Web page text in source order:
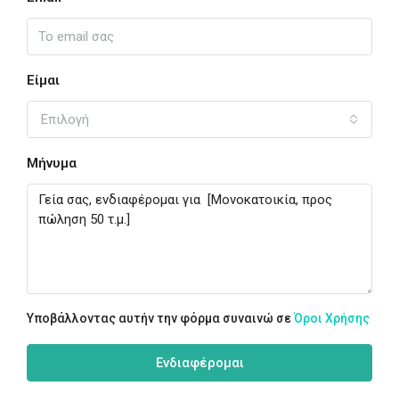
Είμαι
Επιλογή
Μήνυμα
Υποβάλλοντας αυτήν την φόρμα συναινώ σεΌροι Χρήσης
Ενδιαφέρομαι